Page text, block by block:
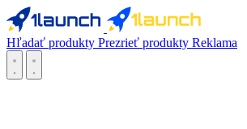
Hľadať produkty Prezrieť produkty Reklama